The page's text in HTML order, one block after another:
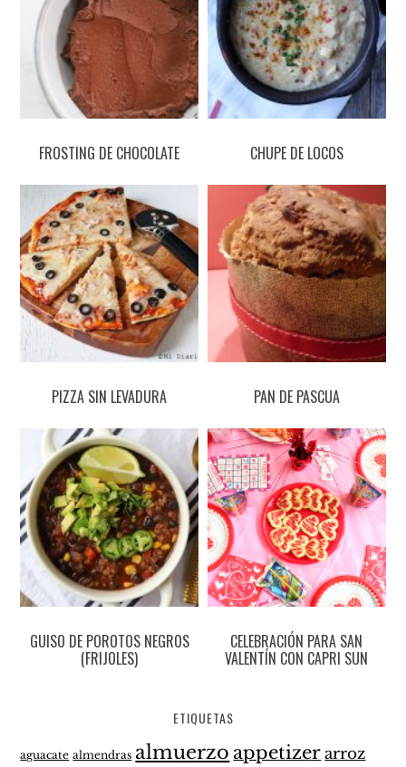
FROSTING DE CHOCOLATE CHUPE DE LOCOS
PIZZA SIN LEVADURA PAN DE PASCUA
GUISO DE POROTOS NEGROS
(FRIJOLES)
CELEBRACIÓN PARA SAN
VALENTÍN CON CAPRI SUN
ETIQUETAS
aguacate almendras almuerzo appetizer arroz